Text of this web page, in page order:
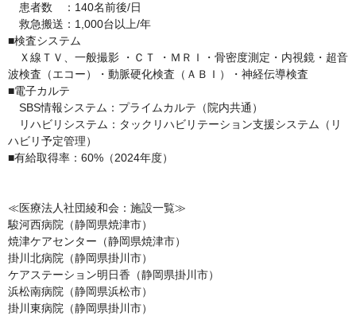
患者数　：140名前後/日
救急搬送：1,000台以上/年
■検査システム
Ｘ線ＴＶ、一般撮影 ・ＣＴ ・ＭＲＩ・骨密度測定・内視鏡・超音
波検査（エコー）・動脈硬化検査（ＡＢＩ）・神経伝導検査
■電子カルテ
SBS情報システム：プライムカルテ（院内共通）
リハビリシステム：タックリハビリテーション支援システム（リ
ハビリ予定管理）
■有給取得率：60%（2024年度）
≪医療法人社団綾和会：施設一覧≫
駿河西病院（静岡県焼津市）
焼津ケアセンター（静岡県焼津市）
掛川北病院（静岡県掛川市）
ケアステーション明日香（静岡県掛川市）
浜松南病院（静岡県浜松市）
掛川東病院（静岡県掛川市）